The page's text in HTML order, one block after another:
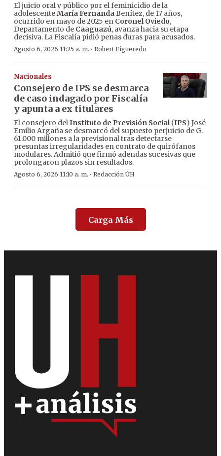
El juicio oral y público por el feminicidio de la
adolescenteMaría FernandaBenítez, de 17 años,
ocurrido en mayo de 2025 en Coronel Oviedo,
Departamento de Caaguazú, avanza hacia su etapa
decisiva. La Fiscalía pidió penas duras para acusados.
Agosto 6, 2026 11:25 a. m. · Robert Figueredo
Nacionales
Consejero de IPS se desmarca
de caso indagado por Fiscalía
y apunta a ex titulares
El consejero delInstituto de Previsión Social(IPS) José
Emilio Argaña se desmarcó del supuesto perjuicio de G.
61.000 millones a la previsional tras detectarse
presuntas irregularidades en contrato de quirófanos
modulares. Admitió que firmó adendas sucesivas que
prolongaron plazos sin resultados.
Agosto 6, 2026 11:10 a. m. · Redacción ÚH
Carga Más